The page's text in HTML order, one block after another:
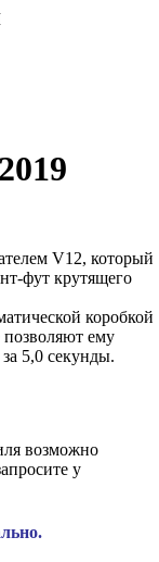
V12, который
фут крутящего
коробкой
ему
5,0 секунды.
возможно
у